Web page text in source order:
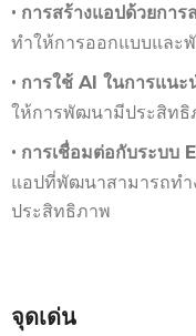
• การสร้างแอปด้วยกา
ทำให้การออกแบบและพั
• การใช้ AI ในการแน
ให้การพัฒนามีประสิท
• การเชื่อมต่อกับระบบ
แอปที่พัฒนาสามารถทำ
ประสิทธิภาพ
จุดเด่น